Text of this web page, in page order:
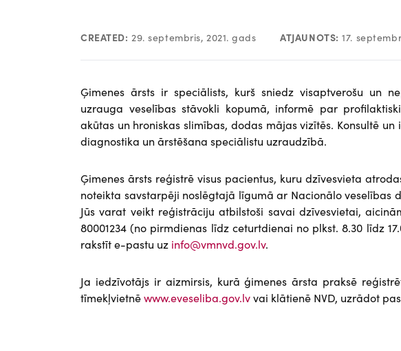
CREATED: 29. septembris, 2021. gads ATJAUNOTS: 17.
Ģimenes ārsts ir speciālists, kurš sniedz visaptverošu un
uzrauga veselības stāvokli kopumā, informē par
akūtas un hroniskas slimības, dodas mājas vizītēs. Konsultē
diagnostika un ārstēšana speciālistu uzraudzībā.
Ģimenes ārsts reģistrē visus pacientus, kuru dzīvesvieta
noteikta savstarpēji noslēgtajā līgumā ar Nacionālo veselības
Jūs varat veikt reģistrāciju atbilstoši savai dzīvesvietai,
80001234 (no pirmdienas līdz ceturtdienai no plkst. 8.30 līdz
rakstīt e-pastu uz info@vmnvd.gov.lv.
Ja iedzīvotājs ir aizmirsis, kurā ģimenes ārsta praksē
tīmekļvietnēwww.eveseliba.gov.lvvai klātienē NVD, uzrādot